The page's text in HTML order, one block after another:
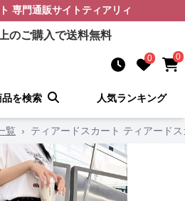
専門通販サイト ティアリィ
のご購入で送料無料
0 0
品を検索 人気ランキング
覧 › ティアードスカート ティアード